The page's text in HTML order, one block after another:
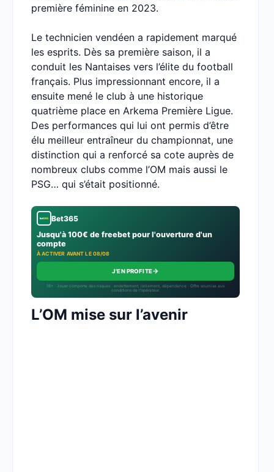
première féminine en 2023.
Le technicien vendéen a rapidement marqué
les esprits. Dès sa première saison, il a
conduit les Nantaises vers l’élite du football
français. Plus impressionnant encore, il a
ensuite mené le club à une historique
quatrième place en Arkema Première Ligue.
Des performances qui lui ont permis d’être
élu meilleur entraîneur du championnat, une
distinction qui a renforcé sa cote auprès de
nombreux clubs comme l’OM mais aussi le
PSG… qui s’était positionné.
Bet365
Jusqu'à 100€ de freebet pour l'ouverture d'un
compte
À ACTIVER AVANT LE 08/08
J'EN PROFITE→
18+ · Jouer comporte des risques : endettement, isolement, dépendance · Offre soumise aux
conditions de l’opérateur.
L’OM mise sur l’avenir